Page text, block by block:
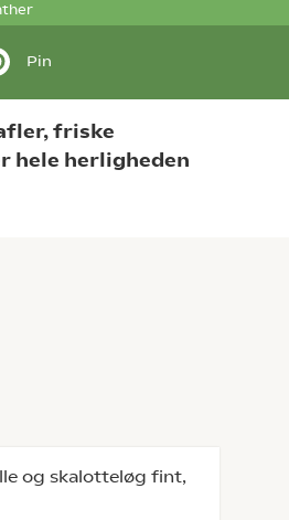
Pin
friske
hele herligheden
og skalotteløg fint,